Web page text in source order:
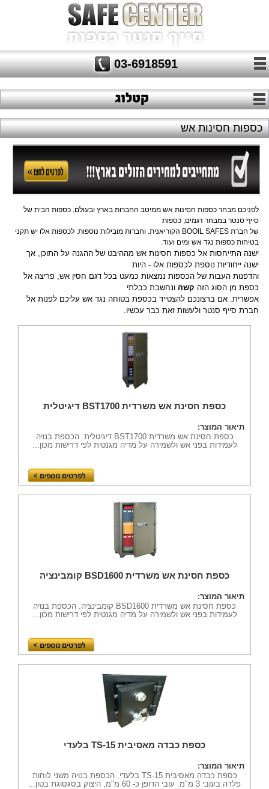
03-6918591
כספות חסינות אש
סייף סנטר במבחר דגמים, כספות
של חברת
BOOIL SAFES הקוריאנית. וחברות מובילות נוספות. לכספות אלו יש תקני
בטיחות כספות נגד אש ומים ועוד.
ישנה ייחודיות נוספת לכספות אלו - היות
כספת מן הסוג הזה קשה ונחשבת כבלתי
חברת סייף סנטר ולעשות זאת כבר עכשיו.
כספת חסינת אש משרדית BST1700 דיגיטלית
תיאור המוצר:
כספת חסינת אש משרדית BST1700 דיגיטלית. הכספת בנויה
לעמידות בפני אש ולשמירה על מדיה מגנטית לפי דרישות מכון...
כספת חסינת אש משרדית BSD1600 קומבינציה
תיאור המוצר:
כספת חסינת אש משרדית BSD1600 קומבינציה. הכספת בנויה
לעמידות בפני אש ולשמירה על מדיה מגנטית לפי דרישות מכון...
כספת כבדה מאסיבית TS-15 בלעדי
תיאור המוצר:
כספת כבדה מאסיבית TS-15 בלעדי. הכספת בנויה משני לוחות
פלדה בעובי 3 מ"מ. עובי הדופן כ- 60 מ"מ, היצוק בסגסוגת בטון...